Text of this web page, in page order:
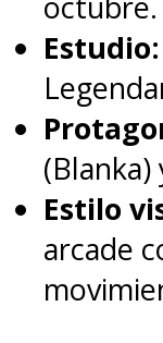
deSean
Timothy
Estudio:
(Blanka)
Estilo
arcade